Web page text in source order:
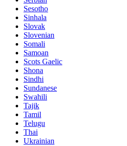
Sesotho
Sinhala
Slovak
Slovenian
Somali
Samoan
Scots Gaelic
Shona
Sindhi
Sundanese
Swahili
Tajik
Tamil
Telugu
Thai
Ukrainian